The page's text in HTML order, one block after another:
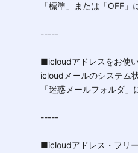
「標準」または「OFF」
-----
■icloudアドレスをお使
icloudメールのシステム
「迷惑メールフォルダ
-----
■icloudアドレス・フリ